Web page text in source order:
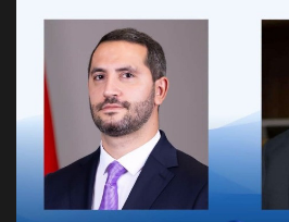
ՀՀ-ի և Ղազախստանի
փոխվարչապետները
երկու երկրների
համագործակցության
թվայնացման և արհեստական
բանականության